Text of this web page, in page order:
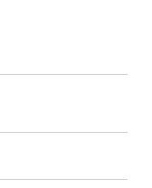
・壁・基礎の構
受賞のご報告と